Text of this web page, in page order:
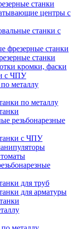
станки
центры с
станки с
фрезерные станки
станки
кромки, фаски
с ЧПУ
металлу
по металлу
резьбонарезные
с ЧПУ
для труб
для арматуры